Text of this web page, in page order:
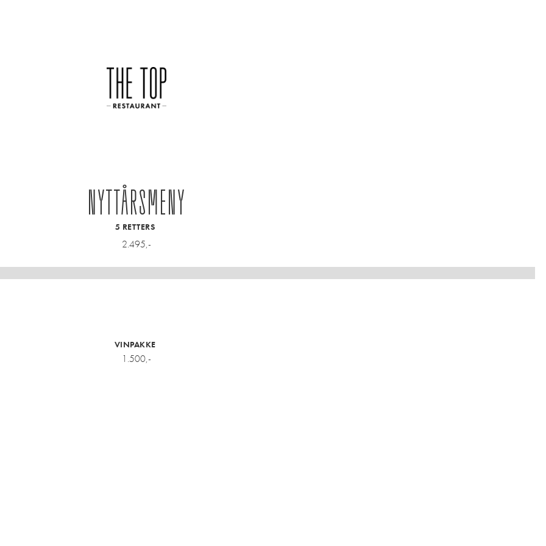
NYTTÅRSMENY
5 RETTERS
2.495,-
VINPAKKE
1.500,-